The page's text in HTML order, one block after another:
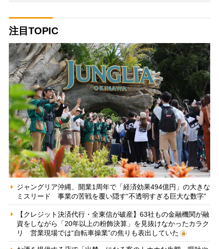
注目TOPIC
ジャングリア沖縄、開業1周年で「経済効果494億円」の大きな
ミスリード 事業の苦戦を覆い隠す“不透明すぎる巨大な数字”
【クレジット決済代行・全東信が破産】63社もの金融機関が融
資をしながら「20年以上の粉飾決算」を見抜けなかったカラク
リ 営業現場では“自転車操業”の焦りも表出していた